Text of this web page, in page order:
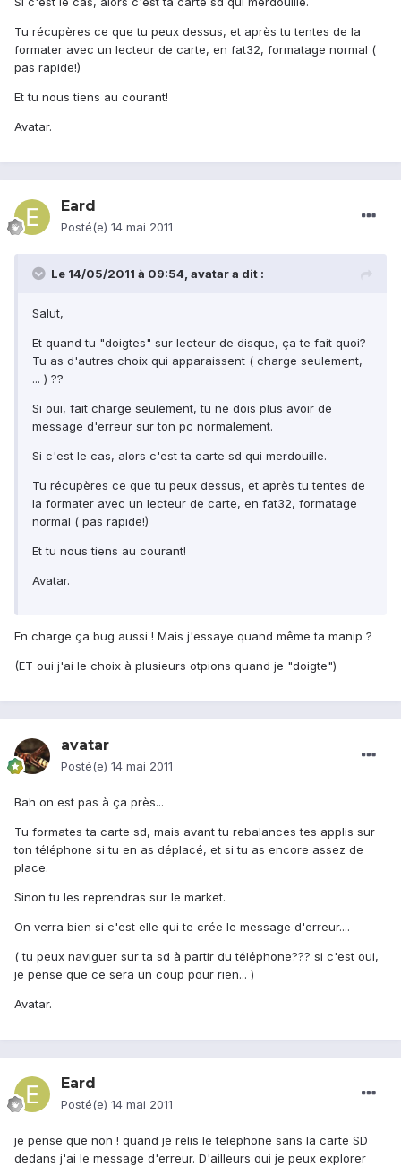
Tu récupères ce que tu peux dessus, et après tu tentes de la
formater avec un lecteur de carte, en fat32, formatage normal (
pas rapide!)
Et tu nous tiens au courant!
Avatar.
Eard
Posté(e) 14 mai 2011
Le 14/05/2011 à 09:54, avatar a dit :
Salut,
Et quand tu "doigtes" sur lecteur de disque, ça te fait quoi?
Tu as d'autres choix qui apparaissent ( charge seulement,
... ) ??
Si oui, fait charge seulement, tu ne dois plus avoir de
message d'erreur sur ton pc normalement.
Si c'est le cas, alors c'est ta carte sd qui merdouille.
Tu récupères ce que tu peux dessus, et après tu tentes de
la formater avec un lecteur de carte, en fat32, formatage
normal ( pas rapide!)
Et tu nous tiens au courant!
Avatar.
En charge ça bug aussi ! Mais j'essaye quand même ta manip ?
(ET oui j'ai le choix à plusieurs otpions quand je "doigte")
avatar
Posté(e) 14 mai 2011
Bah on est pas à ça près...
Tu formates ta carte sd, mais avant tu rebalances tes applis sur
ton téléphone si tu en as déplacé, et si tu as encore assez de
place.
Sinon tu les reprendras sur le market.
On verra bien si c'est elle qui te crée le message d'erreur....
( tu peux naviguer sur ta sd à partir du téléphone??? si c'est oui,
je pense que ce sera un coup pour rien... )
Avatar.
Eard
Posté(e) 14 mai 2011
je pense que non ! quand je relis le telephone sans la carte SD
dedans j'ai le message d'erreur. D'ailleurs oui je peux explorer